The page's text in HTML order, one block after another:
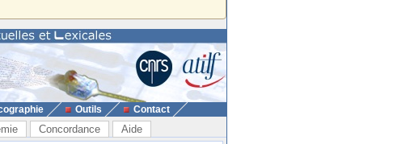
Outils Contact
Concordance Aide